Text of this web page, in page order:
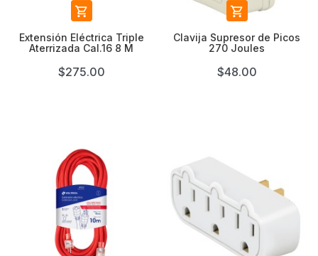

Extensión Eléctrica Triple
Aterrizada Cal.16 8 M
$275.00

Clavija Supresor de Picos
270 Joules
$48.00